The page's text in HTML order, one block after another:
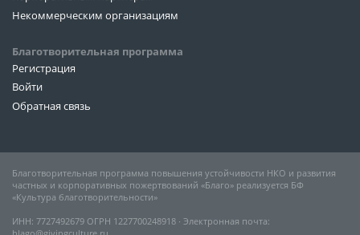
Некоммерческим организациям
Благотворительная программа
Регистрация
Войти
Обратная связь
Благотворительная программа повышения устойчивости НКО и развития
частных и корпоративных пожертвований «Благо» реализуется БФ
«Культура благотворительности»
ИНН: 7727492679 ОГРН 1227700248918 ∙ Электронная почта: